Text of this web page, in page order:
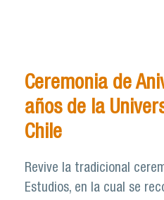
Ceremonia de
años de la
Chile
Revive la tradicional
Estudios, en la cual se